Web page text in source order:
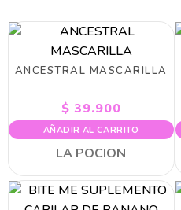
ANCESTRAL MASCARILLA
$ 39.900
AÑADIR AL CARRITO
LA POCION